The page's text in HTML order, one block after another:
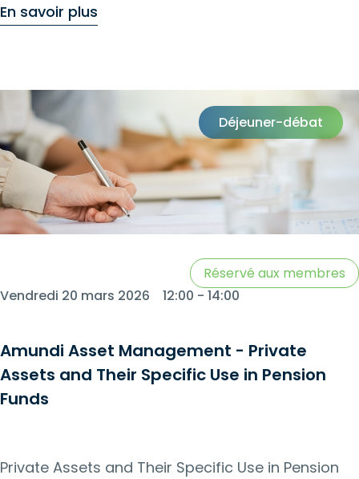
En savoir plus
Déjeuner-débat
Vendredi 20 mars 2026 12:00 - 14:00
Réservé aux membres
Amundi Asset Management - Private
Assets and Their Specific Use in Pension
Funds
Private Assets and Their Specific Use in Pension